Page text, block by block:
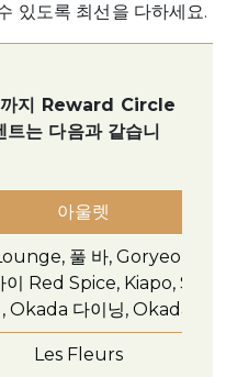
있도록 최선을 다하세요.
까지 Reward Circle
는 다음과 같습니
  아울렛
풀 바, Goryeo,
이 Red Spice, Kiapo,
, Okada 다이닝, Okada
Les Fleurs